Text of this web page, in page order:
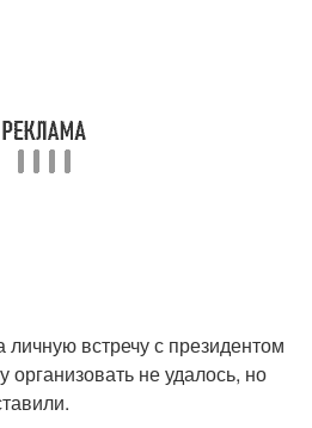
личную встречу с президентом
организовать не удалось, но